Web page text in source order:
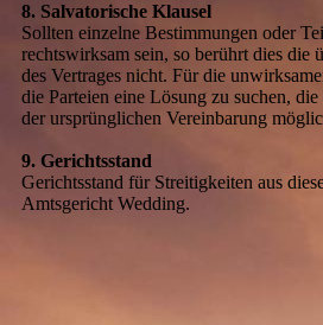
8. Salvatorische Klausel
Sollten einzelne Bestimmungen oder
rechtswirksam sein, so berührt dies die
des Vertrages nicht. Für die
die Parteien eine Lösung zu suchen,
der ursprünglichen Vereinbarung
9. Gerichtsstand
Gerichtsstand für Streitigkeiten aus
Amtsgericht Wedding.